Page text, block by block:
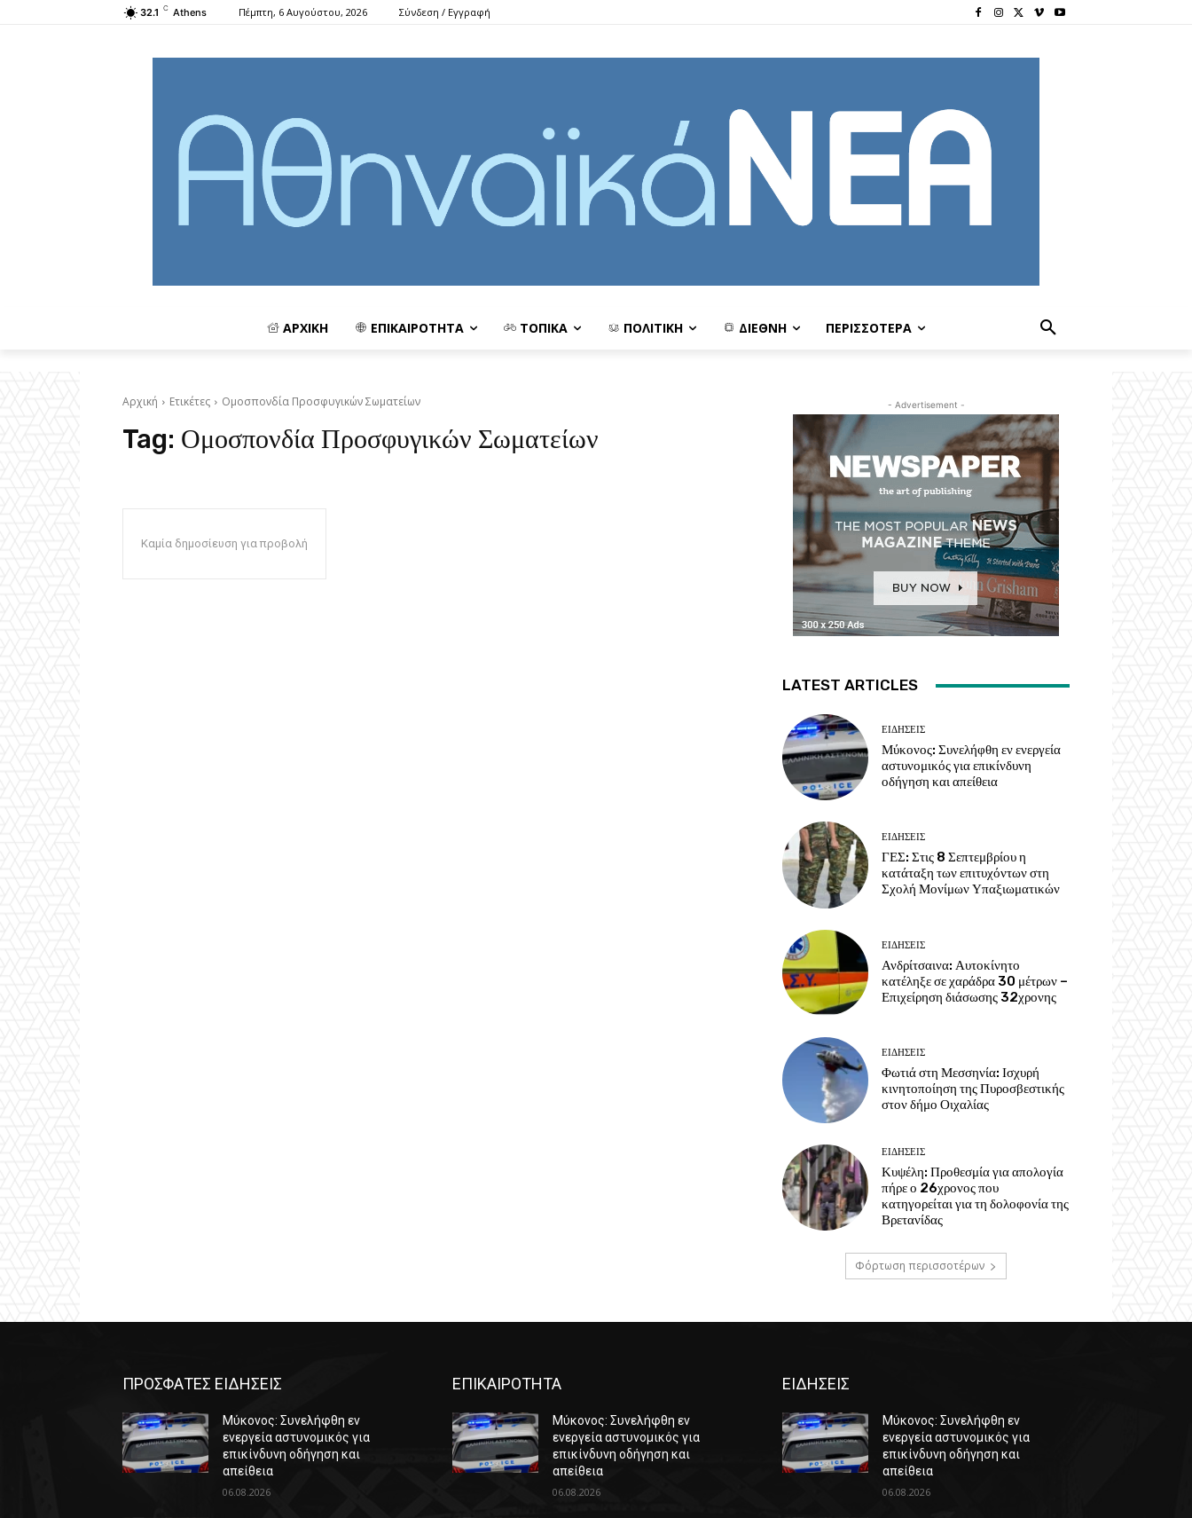
32.1 C Athens Πέμπτη, 6 Αυγούστου, 2026 Σύνδεση / Εγγραφή
ΑΡΧΙΚΗ ΕΠΙΚΑΙΡΟΤΗΤΑ ΤΟΠΙΚΑ ΠΟΛΙΤΙΚΗ ΔΙΕΘΝΗ ΠΕΡΙΣΣΟΤΕΡΑ
Αρχική Ετικέτες Ομοσπονδία Προσφυγικών Σωματείων
Tag: Ομοσπονδία Προσφυγικών Σωματείων
Καμία δημοσίευση για προβολή
- Advertisement -
LATEST ARTICLES
ΕΙΔΗΣΕΙΣ
Μύκονος: Συνελήφθη εν ενεργεία
αστυνομικός για επικίνδυνη
οδήγηση και απείθεια
ΕΙΔΗΣΕΙΣ
ΓΕΣ: Στις 8 Σεπτεμβρίου η
κατάταξη των επιτυχόντων στη
Σχολή Μονίμων Υπαξιωματικών
ΕΙΔΗΣΕΙΣ
Ανδρίτσαινα: Αυτοκίνητο
κατέληξε σε χαράδρα 30 μέτρων –
Επιχείρηση διάσωσης 32χρονης
ΕΙΔΗΣΕΙΣ
Φωτιά στη Μεσσηνία: Ισχυρή
κινητοποίηση της Πυροσβεστικής
στον δήμο Οιχαλίας
ΕΙΔΗΣΕΙΣ
Κυψέλη: Προθεσμία για απολογία
πήρε ο 26χρονος που
κατηγορείται για τη δολοφονία της
Βρετανίδας
Φόρτωση περισσοτέρων
ΠΡΟΣΦΑΤΕΣ ΕΙΔΗΣΕΙΣ
Μύκονος: Συνελήφθη εν
ενεργεία αστυνομικός για
επικίνδυνη οδήγηση και
απείθεια
06.08.2026
ΕΠΙΚΑΙΡΟΤΗΤΑ
Μύκονος: Συνελήφθη εν
ενεργεία αστυνομικός για
επικίνδυνη οδήγηση και
απείθεια
06.08.2026
ΕΙΔΗΣΕΙΣ
Μύκονος: Συνελήφθη εν
ενεργεία αστυνομικός για
επικίνδυνη οδήγηση και
απείθεια
06.08.2026